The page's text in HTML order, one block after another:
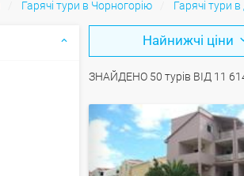
Гарячі тури в Чорногорію Гарячі тури
Найнижчі ціни
ЗНАЙДЕНО 50 турів ВІД 11